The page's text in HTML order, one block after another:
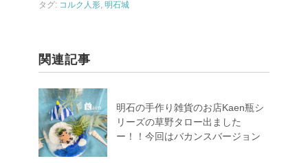
タグ: コルク人形, 明石城
関連記事
明石の手作り雑貨のお店Kaen瓶シ
リーズの草野タロー出ました
ー！！今回はバカンスバージョン